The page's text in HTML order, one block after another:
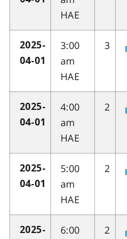
HAE
2025-
04-01
3:00
am
HAE
3
2025-
04-01
4:00
am
HAE
2
2025-
04-01
5:00
am
HAE
2
2025-
6:00
2